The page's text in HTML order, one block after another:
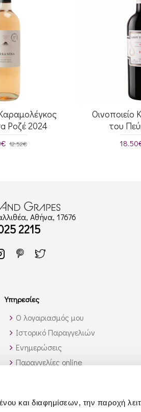
και διαφημίσεων, την παροχή
Ροζέ 2024
12.52€
Οινοποιείο
του
Αθήνα, 17676
2215
Υπηρεσίες
Ο λογαριασμός μου
Ιστορικό Παραγγελιών
Ενημερώσεις
Παραγγελίες online
Συνεργάτες